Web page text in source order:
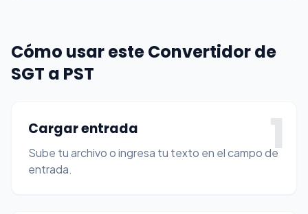
Cómo usar este Convertidor de
SGT a PST
1
Cargar entrada
Sube tu archivo o ingresa tu texto en el campo de
entrada.